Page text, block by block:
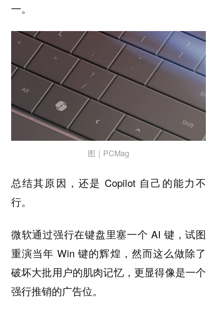
一。
图｜PCMag
总结其原因，还是 Copilot 自己的能力不
行。
微软通过强行在键盘里塞一个 AI 键，试图
重演当年 Win 键的辉煌，然而这么做除了
破坏大批用户的肌肉记忆，更显得像是一个
强行推销的广告位。